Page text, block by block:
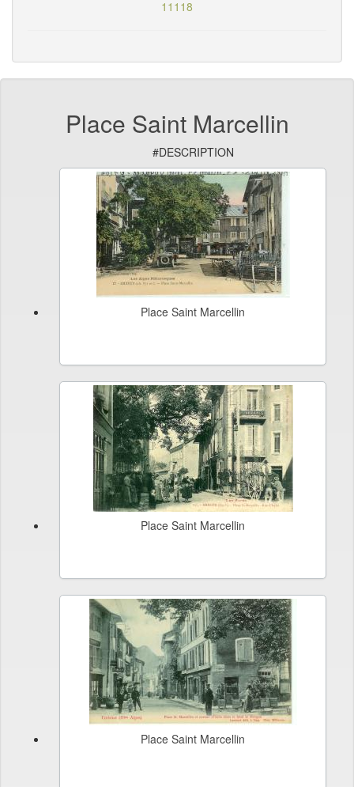
11118
Place Saint Marcellin
#DESCRIPTION
Place Saint Marcellin
Place Saint Marcellin
Place Saint Marcellin